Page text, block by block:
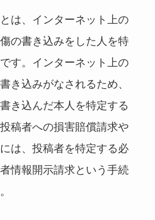
は、インターネット上の
の書き込みをした人を特
す。インターネット上の
き込みがなされるため、
き込んだ本人を特定する
稿者への損害賠償請求や
は、投稿者を特定する必
情報開示請求という手続